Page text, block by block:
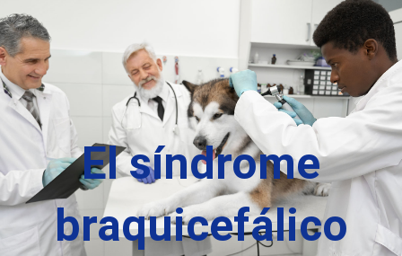
El síndrome
braquicefálico